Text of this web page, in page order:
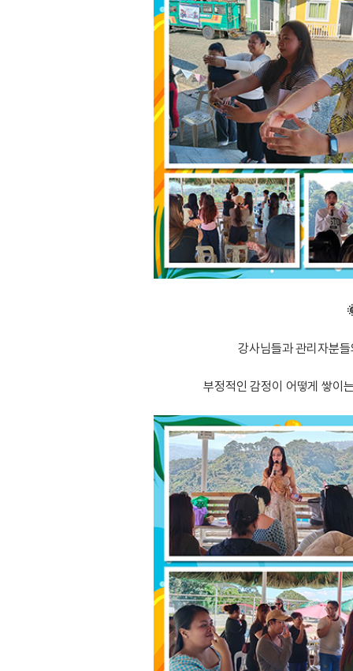
강사님들과 관리자분
부정적인 감정이 어떻게 쌓이